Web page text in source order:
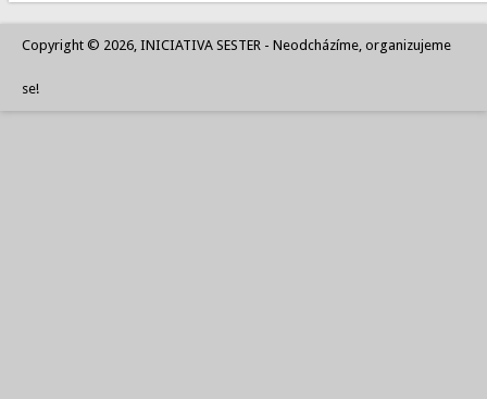
Copyright © 2026, INICIATIVA SESTER - Neodcházíme, organizujeme
se!